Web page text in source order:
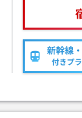
新幹線
付きプ